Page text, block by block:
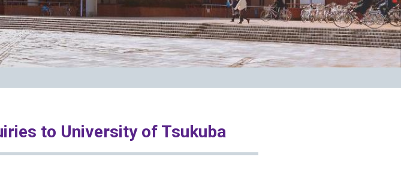
to University of Tsukuba